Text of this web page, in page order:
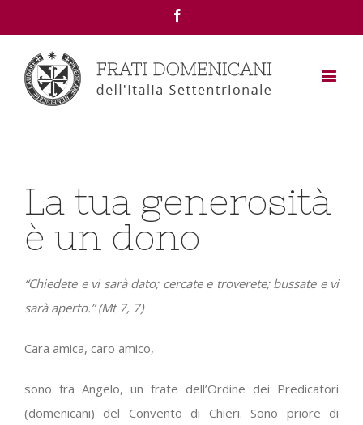
La tua generosità
è un dono
“Chiedete e vi sarà dato; cercate e troverete; bussate e vi
sarà aperto.” (Mt 7, 7)
Cara amica, caro amico,
sono fra Angelo, un frate dell’Ordine dei Predicatori
(domenicani) del Convento di Chieri. Sono priore di